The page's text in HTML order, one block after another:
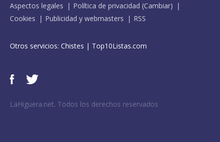
Aspectos legales
Política de privacidad (Cambiar)
Cookies
Publicidad y webmasters RSS
Otros servicios: Chistes | Top10Listas.com
LaHiguera.net. Todos los derechos reservados